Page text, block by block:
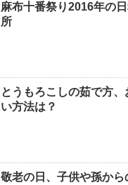
麻布十番祭り2016年の
所
とうもろこしの茹で方、
い方法は？
敬老の日、子供や孫から